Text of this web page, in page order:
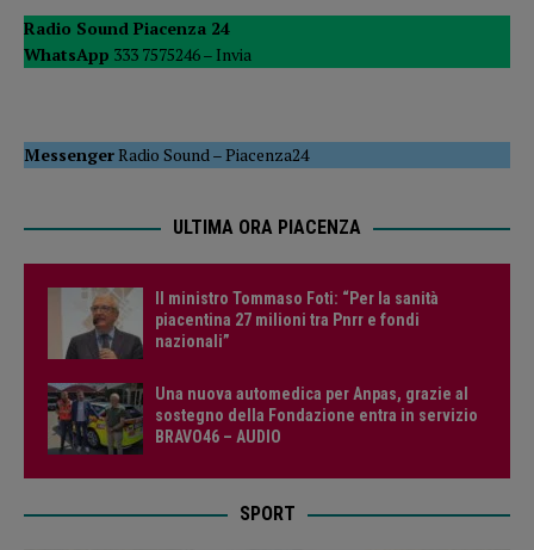
Radio Sound Piacenza 24
WhatsApp 333 7575246 – Invia
MessengerRadio Sound –Piacenza24
ULTIMA ORA PIACENZA
Il ministro Tommaso Foti: “Per la sanità
piacentina 27 milioni tra Pnrr e fondi
nazionali”
Una nuova automedica per Anpas, grazie al
sostegno della Fondazione entra in servizio
BRAVO46 – AUDIO
SPORT